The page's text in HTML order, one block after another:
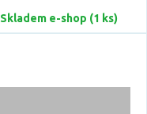
Skladem e-shop (1 ks)